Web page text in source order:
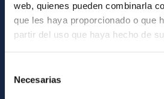
web, quienes pueden combinarla
que les haya proporcionado o que
partir del uso que haya hecho de
Necesarias
Directorio de personal
Biblioteca
Registro general
INFORMACIÓN INSTITUCIONAL